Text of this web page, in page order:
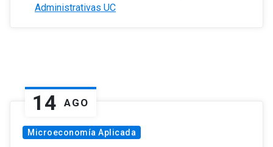
Administrativas UC
14 AGO
Microeconomía Aplicada